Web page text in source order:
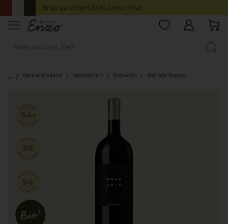
Enzo garantiert 100% Dolce-Vita!
Weine Italiens Weinarten Rotwein Ilatraia Rosso